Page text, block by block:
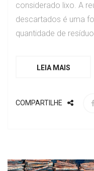
considerado lixo. A
descartados é uma
quantidade de
LEIA MAIS
COMPARTILHE